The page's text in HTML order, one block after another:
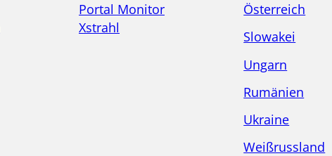
Portal Monitor
Xstrahl
Österreich
Slowakei
Ungarn
Rumänien
Ukraine
Weißrussland